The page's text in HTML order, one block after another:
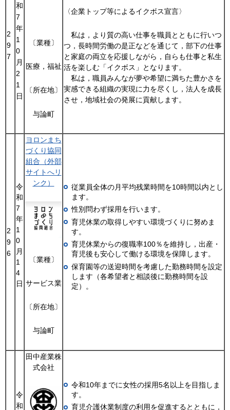
2
9
7
和
7
年
1
0
月
2
1
日
〔業種〕
医療，福祉
〔所在地〕
与論町
〈企業トップ等によるイクボス宣言〉
私は，より質の高い仕事を職員とともに行いつ
つ，長時間労働の是正などを通じて，部下の仕事
と家庭の両立を応援しながら，自らも仕事と私生
活を楽しむ「イクボス」となります。
私は，職員みんなが夢や希望に満ちた豊かさを
実感できる組織の実現に力を尽くし，法人を成長
させ，地域社会の発展に貢献します。
2
9
6
令
和
7
年
1
0
月
1
4
日
ヨロンまち
づくり協同
組合（外部
サイトへリ
ンク）
〔業種〕
サービス業
〔所在地〕
与論町
従業員全体の月平均残業時間を10時間以内とし
ます。
性別問わず採用を行います。
育児休業の取得しやすい環境づくりに努めま
す。
育児休業からの復職率100％を維持し，出産・
育児後も安心して働ける環境を保障します。
保育園等の送迎時間を考慮した勤務時間を設定
します（各希望者と相談後に勤務時間を設
定）。
令
和
田中産業株
式会社
令和10年までに女性の採用5名以上を目指しま
す。
育児介護休業制度の利用を促進するとともに，